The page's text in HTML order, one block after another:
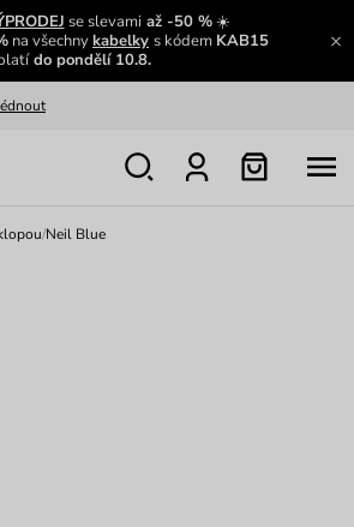
se slevamiaž -50 %☀️
na všechnykabelky s kódem KAB15
do pondělí 10.8.
Zobrazit
/Neil Blue